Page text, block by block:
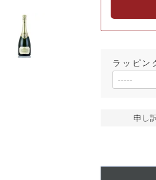
ドイツ
80,000円〜99,999円
LINE
ラッピン
申し